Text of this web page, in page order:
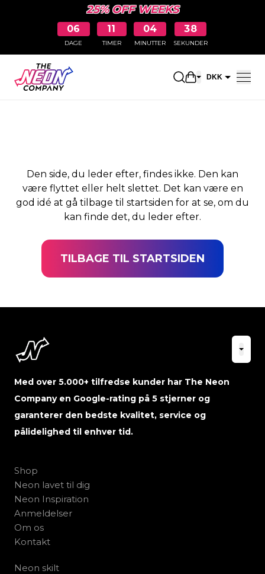
25% OFF WEEKS
06
DAGE
11
TIMER
04
MINUTTER
38
SEKUNDER
Åbn DKK
SIDEN BLEV IKKE
Den side, du leder efter, findes ikke. Den kan
være flyttet eller helt slettet. Det kan være en
god idé at gå tilbage til startsiden for at se, om du
kan finde det, du leder efter.
TILBAGE TIL STARTSIDEN
Med over 5.000+ tilfredse kunder har The Neon
Company en Google-rating på 5 stjerner og
garanterer den bedste kvalitet, service og
pålidelighed til enhver tid.
Shop
Neon lavet til dig
Neon Inspiration
Anmeldelser
Om os
Kontakt
Neon skilt